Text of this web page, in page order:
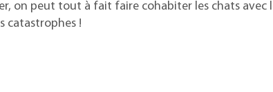
on peut tout à fait faire cohabiter les chats
catastrophes !